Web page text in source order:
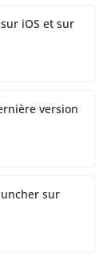
iOS et sur
version
sur